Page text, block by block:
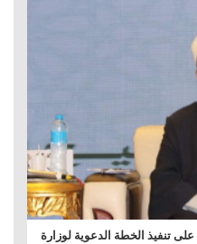
تنفيذ الخطة الدعوية لوزارة